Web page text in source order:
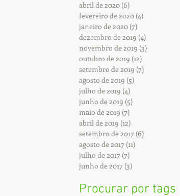
abril de 2020 (6)
fevereiro de 2020 (4)
janeiro de 2020 (7)
dezembro de 2019 (4)
novembro de 2019 (3)
outubro de 2019 (12)
setembro de 2019 (7)
agosto de 2019 (5)
julho de 2019 (4)
junho de 2019 (5)
maio de 2019 (7)
abril de 2019 (12)
setembro de 2017 (6)
agosto de 2017 (11)
julho de 2017 (7)
junho de 2017 (3)
Procurar por tags